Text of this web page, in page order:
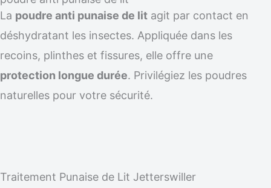
La poudre anti punaise de lit agit par contact en
déshydratant les insectes. Appliquée dans les
recoins, plinthes et fissures, elle offre une
protection longue durée. Privilégiez les poudres
naturelles pour votre sécurité.
Traitement Punaise de Lit Jetterswiller